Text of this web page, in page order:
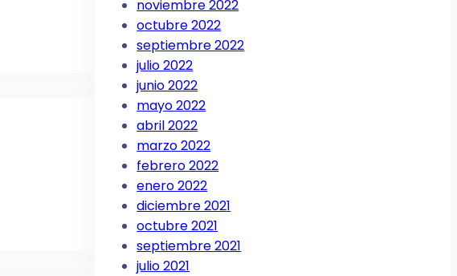
noviembre 2022
octubre 2022
septiembre 2022
julio 2022
junio 2022
mayo 2022
abril 2022
marzo 2022
febrero 2022
enero 2022
diciembre 2021
octubre 2021
septiembre 2021
julio 2021